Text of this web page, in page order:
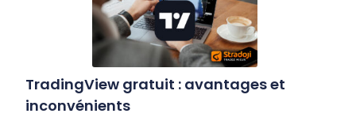
TradingView gratuit : avantages et
inconvénients